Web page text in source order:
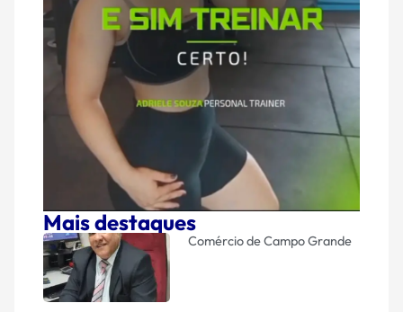
Mais destaques
Comércio de Campo Grande